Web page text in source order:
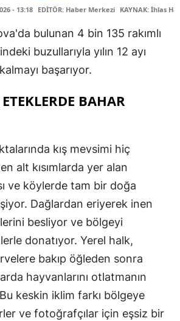
- 13:18 EDİTÖR: Haber Merkezi KAYNAK: İhlas
bulunan 4 bin 135 rakımlı
buzullarıyla yılın 12 ayı
başarıyor.
BAHAR
kış mevsimi hiç
alt kısımlarda yer alan
ve köylerde tam bir doğa
Dağlardan eriyerek inen
besliyor ve bölgeyi
donatıyor. Yerel halk,
bakıp öğleden sonra
hayvanlarını otlatmanın
Bu keskin iklim farkı bölgeye
ve fotoğrafçılar için eşsiz bir